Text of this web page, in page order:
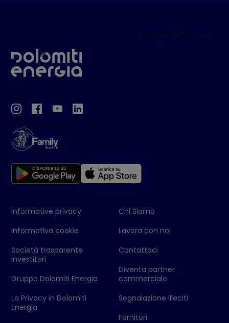
Informative privacy
Informativa cookie
Società trasparente
Investitori
Gruppo Dolomiti Energia
La Privacy in Dolomiti
Energia
Chi Siamo
Lavora con noi
Contattaci
Diventa partner
commerciale
Segnalazione Illeciti
Fornitori